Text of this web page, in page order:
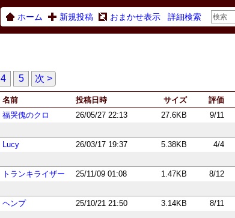
ホーム 新規投稿 おまかせ表示 詳細検索
4 5 次 >
名前 投稿日時 サイズ 評価
福哭傀のクロ 26/05/27 22:13 27.6KB 9/11
Lucy 26/03/17 19:37 5.38KB 4/4
トランキライザー 25/11/09 01:08 1.47KB 8/12
ヘンプ 25/10/21 21:50 3.14KB 8/11